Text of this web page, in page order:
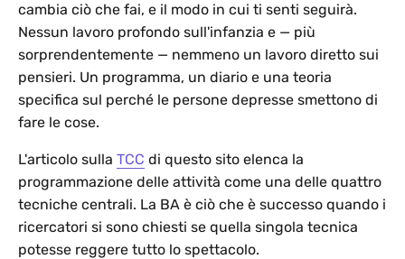
cambia ciò che fai, e il modo in cui ti senti seguirà.
Nessun lavoro profondo sull'infanzia e — più
sorprendentemente — nemmeno un lavoro diretto sui
pensieri. Un programma, un diario e una teoria
specifica sul perché le persone depresse smettono di
fare le cose.
L'articolo sulla TCC di questo sito elenca la
programmazione delle attività come una delle quattro
tecniche centrali. La BA è ciò che è successo quando i
ricercatori si sono chiesti se quella singola tecnica
potesse reggere tutto lo spettacolo.